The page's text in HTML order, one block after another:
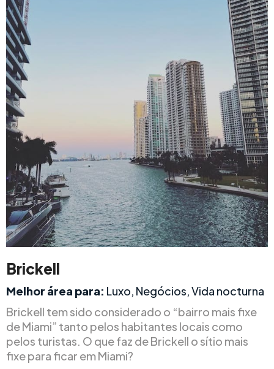
Brickell
Melhor área para: Luxo, Negócios, Vida nocturna
Brickell tem sido considerado o “bairro mais fixe
de Miami” tanto pelos habitantes locais como
pelos turistas. O que faz de Brickell o sítio mais
fixe para ficar em Miami?